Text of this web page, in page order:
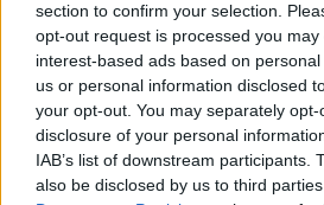
section to confirm your selection.
opt-out request is processed you may
interest-based ads based on
us or personal information disclosed
your opt-out. You may separately
disclosure of your personal
IAB’s list of downstream participants.
also be disclosed by us to third